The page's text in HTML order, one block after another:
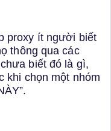
proxy ít người biết
thông qua các
biết đó là gì,
khi chọn một nhóm